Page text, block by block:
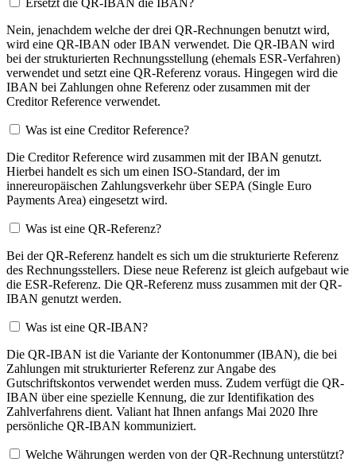
Nein, jenachdem welche der drei QR-Rechnungen benutzt wird,
wird eine QR-IBAN oder IBAN verwendet. Die QR-IBAN wird
bei der strukturierten Rechnungsstellung (ehemals ESR-Verfahren)
verwendet und setzt eine QR-Referenz voraus. Hingegen wird die
IBAN bei Zahlungen ohne Referenz oder zusammen mit der
Creditor Reference verwendet.
Was ist eine Creditor Reference?
Die Creditor Reference wird zusammen mit der IBAN genutzt.
Hierbei handelt es sich um einen ISO-Standard, der im
innereuropäischen Zahlungsverkehr über SEPA (Single Euro
Payments Area) eingesetzt wird.
Was ist eine QR-Referenz?
Bei der QR-Referenz handelt es sich um die strukturierte Referenz
des Rechnungsstellers. Diese neue Referenz ist gleich aufgebaut wie
die ESR-Referenz. Die QR-Referenz muss zusammen mit der QR-
IBAN genutzt werden.
Was ist eine QR-IBAN?
Die QR-IBAN ist die Variante der Kontonummer (IBAN), die bei
Zahlungen mit strukturierter Referenz zur Angabe des
Gutschriftskontos verwendet werden muss. Zudem verfügt die QR-
IBAN über eine spezielle Kennung, die zur Identifikation des
Zahlverfahrens dient. Valiant hat Ihnen anfangs Mai 2020 Ihre
persönliche QR-IBAN kommuniziert.
Welche Währungen werden von der QR-Rechnung unterstützt?